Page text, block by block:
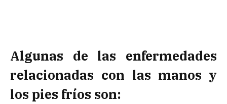
Algunas de las enfermedades
relacionadas con las manos y
los pies fríos son: